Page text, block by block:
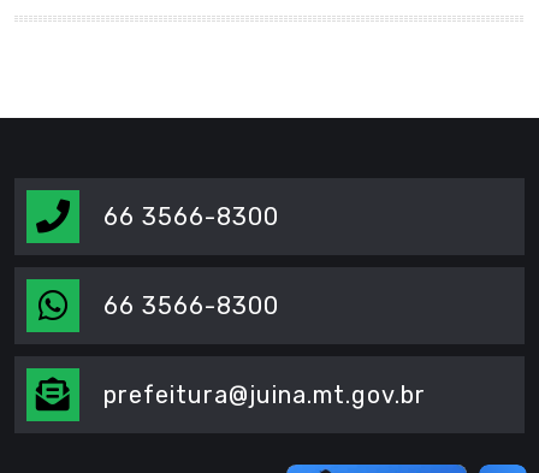
66 3566-8300
66 3566-8300
prefeitura@juina.mt.gov.br